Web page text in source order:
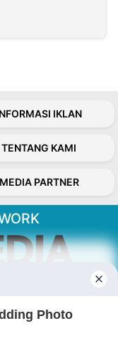
IKLAN
TENTANG KAMI
MEDIA PARTNER